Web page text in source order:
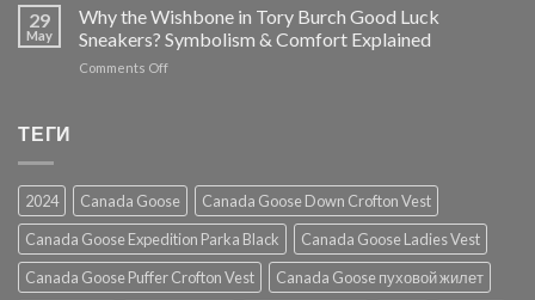
5
Game-
Changing
Truths:
Do
Tory
Burch
to
Size
29
May
Why the Wishbone in Tory Burch Good Luck
Sneakers? Symbolism & Comfort Explained
Comments Offon
Burch
Good
Luck
Sneakers?
Symbolism
&
ТЕГИ
2024 Canada Goose
Canada Goose Down Crofton Vest
Canada Goose Expedition Parka Black
Canada Goose Ladies Vest
Canada Goose Puffer Crofton Vest
Canada Goose пуховой жилет